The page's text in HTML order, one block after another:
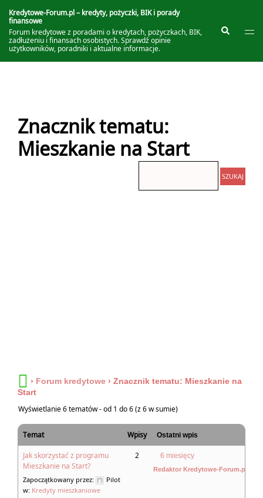
do
treści
Kredytowe-Forum.pl – kredyty, pożyczki, BIK i porady
finansowe
Forum kredytowe z poradami o kredytach, pożyczkach, BIK,
zadłużeniu i finansach osobistych. Sprawdź opinie
użytkowników, poradniki i aktualne informacje.
Szukaj
Znacznik tematu:
Mieszkanie na Start
› Forum kredytowe › Znacznik tematu: Mieszkanie na
Start
Wyświetlanie 6 tematów - od 1 do 6 (z 6 w sumie)
Temat Wpisy Ostatni wpis
Jak skorzystać z programu
Mieszkanie na Start?
Zapoczątkowany przez:
Pilot
w: Kredyty mieszkaniowe
2 6 miesięcy
Redaktor Kredytowe-Forum.pl